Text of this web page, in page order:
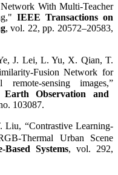
With Multi-Teacher
IEEE Transactions on
, vol. 22, pp. 20572–20583,
J. Lei, L. Yu, X. Qian, T.
Fusion Network for
sensing images,”
Observation and
103087.
Liu, “Contrastive Learning-
Thermal Urban Scene
Based Systems, vol. 292,